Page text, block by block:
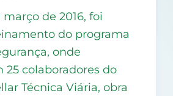
março de 2016, foi
do programa
onde
25 colaboradores do
Técnica Viária, obra